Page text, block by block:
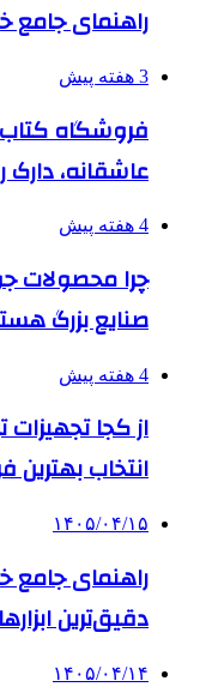
راهنمای جامع
3 هفته پیش
عاشقانه،
4 هفته پیش
صنایع بزرگ
4 هفته پیش
از کجا
انتخاب
۱۴۰۵/۰۴/۱۵
راهنمای جامع
دقیق‌ترین
۱۴۰۵/۰۴/۱۴